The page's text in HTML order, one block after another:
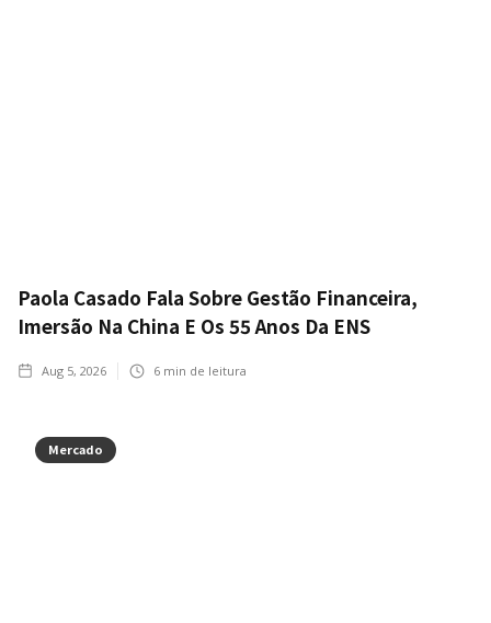
Paola Casado Fala Sobre Gestão Financeira,
Imersão Na China E Os 55 Anos Da ENS
Aug 5, 2026 6 min de leitura
Mercado